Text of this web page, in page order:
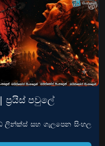
ප්‍රයිස් පවුලේ
ලින්ක්ස් සහ ගැලපෙන සිංහල